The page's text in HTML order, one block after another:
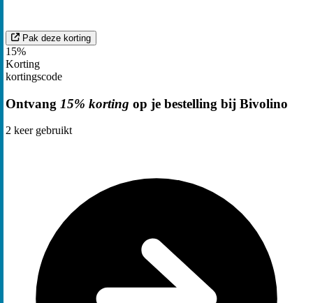
Pak deze korting
15%
Korting
kortingscode
Ontvang 15% korting op je bestelling bij Bivolino
2 keer gebruikt